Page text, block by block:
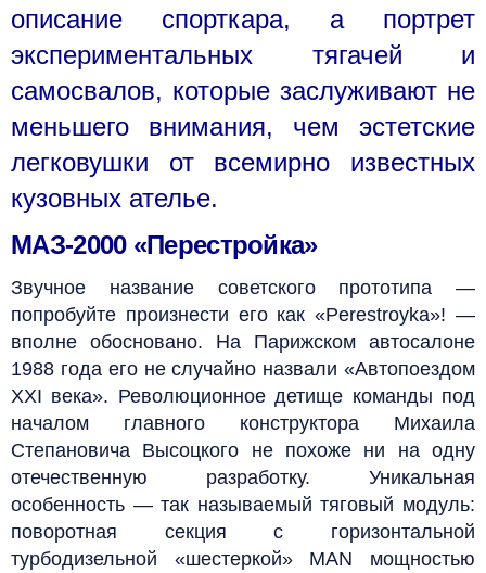
описание спорткара, а портрет
экспериментальных тягачей и
самосвалов, которые заслуживают не
меньшего внимания, чем эстетские
легковушки от всемирно известных
кузовных ателье.
МАЗ-2000 «Перестройка»
Звучное название советского прототипа —
попробуйте произнести его как «Perestroyka»! —
вполне обосновано. На Парижском автосалоне
1988 года его не случайно назвали «Автопоездом
XXI века». Революционное детище команды под
началом главного конструктора Михаила
Степановича Высоцкого не похоже ни на одну
отечественную разработку. Уникальная
особенность — так называемый тяговый модуль:
поворотная секция с горизонтальной
турбодизельной «шестеркой» MAN мощностью